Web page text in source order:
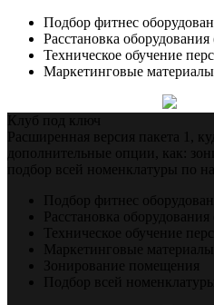
Подбор фитнес
Расстановка
Техническое обучение
Маркетинговые материалы
Клуб под ключ
Расширенная версия пакета 1,
дополнительные опции, как:
подбор всей номенклатуры по
Подбор фитнес
Расстановка
Техническое обучение
Маркетинговые материалы
Зонирование помещения
Подбор всей